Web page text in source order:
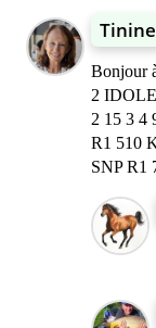
Tinine
Bonjour
2
2 15 3 4
R1 510
SNP